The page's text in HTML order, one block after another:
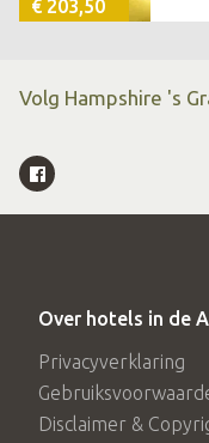
€ 203,50
Volg Hampshire 's
Over hotels in de
Privacyverklaring
Disclaimer &